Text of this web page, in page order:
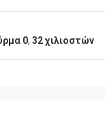
0, 32 χιλιοστών